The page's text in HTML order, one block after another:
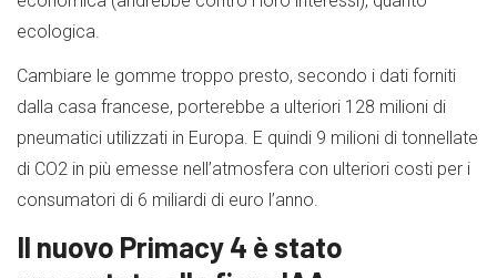
ecologica.
Cambiare le gomme troppo presto, secondo i dati forniti
dalla casa francese, porterebbe a ulteriori 128 milioni di
pneumatici utilizzati in Europa. E quindi 9 milioni di tonnellate
di CO2 in più emesse nell’atmosfera con ulteriori costi per i
consumatori di 6 miliardi di euro l’anno.
Il nuovo Primacy 4 è stato